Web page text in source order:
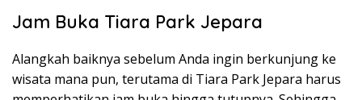
Jam Buka Tiara Park Jepara
Alangkah baiknya sebelum Anda ingin berkunjung ke
wisata mana pun, terutama di Tiara Park Jepara harus